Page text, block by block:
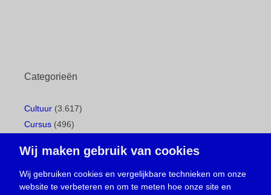
Categorieën
Cultuur (3.617)
Cursus (496)
Gemeentepagina(104)
Ingezonden brief(537)
Media(156)
Wij maken gebruik van cookies
Wij gebruiken cookies en vergelijkbare technieken om onze
website te verbeteren en om te meten hoe onze site en